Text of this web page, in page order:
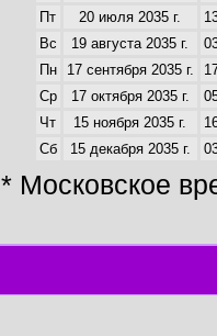
Пт
20 июля 2035 г.
Вс
19 августа 2035 г.
Пн
17 сентября 2035 г.
Ср
17 октября 2035 г.
Чт
15 ноября 2035 г.
Сб
15 декабря 2035 г.
* Московское